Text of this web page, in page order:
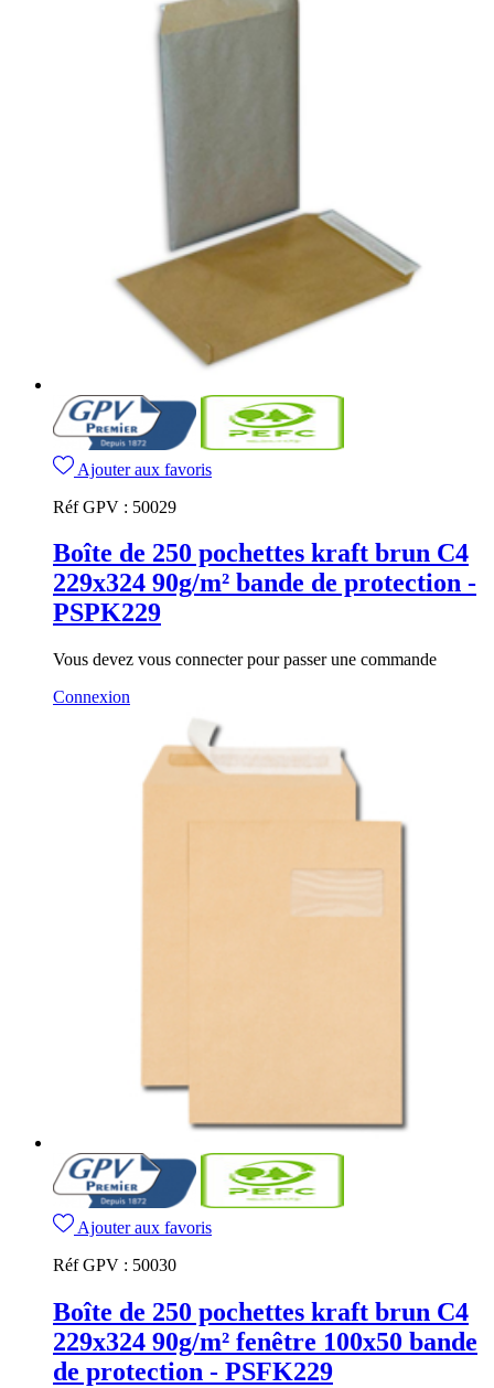
Ajouter aux favoris
Réf GPV : 50029
Boîte de 250 pochettes kraft brun C4
229x324 90g/m² bande de protection -
PSPK229
Vous devez vous connecter pour passer une commande
Connexion
Ajouter aux favoris
Réf GPV : 50030
Boîte de 250 pochettes kraft brun C4
229x324 90g/m² fenêtre 100x50 bande
de protection - PSFK229